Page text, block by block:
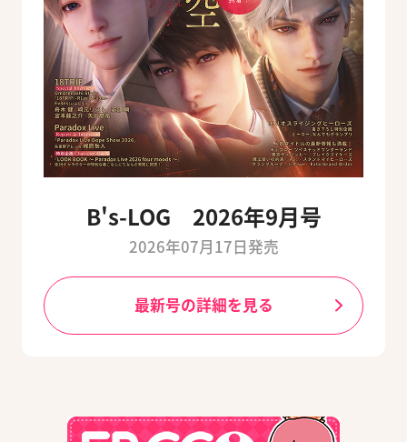
B's-LOG 2026年9月号
2026年07月17日発売
最新号の詳細を見る